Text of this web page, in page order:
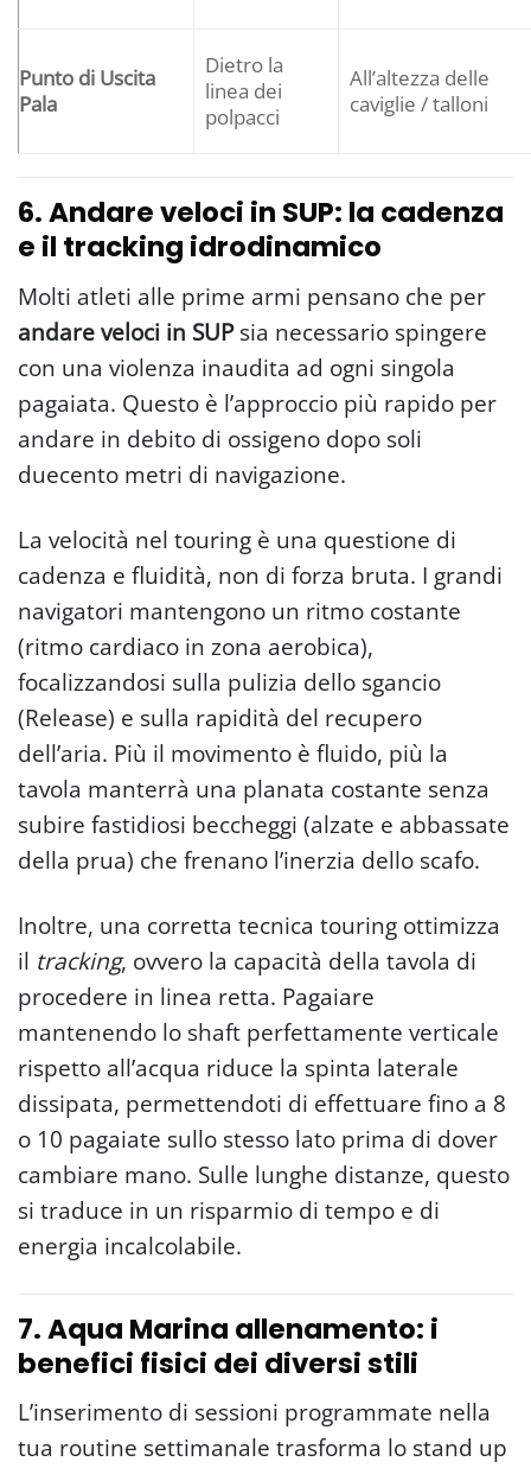
Punto di Uscita
Pala
Dietro la
linea dei
polpacci
All’altezza delle
caviglie / talloni
6. Andare veloci in SUP: la cadenza
e il tracking idrodinamico
Molti atleti alle prime armi pensano che per
andare veloci in SUPsia necessario spingere
con una violenza inaudita ad ogni singola
pagaiata. Questo è l’approccio più rapido per
andare in debito di ossigeno dopo soli
duecento metri di navigazione.
La velocità nel touring è una questione di
cadenza e fluidità, non di forza bruta. I grandi
navigatori mantengono un ritmo costante
(ritmo cardiaco in zona aerobica),
focalizzandosi sulla pulizia dello sgancio
(Release) e sulla rapidità del recupero
dell’aria. Più il movimento è fluido, più la
tavola manterrà una planata costante senza
subire fastidiosi beccheggi (alzate e abbassate
della prua) che frenano l’inerzia dello scafo.
Inoltre, una corretta tecnica touring ottimizza
il tracking, ovvero la capacità della tavola di
procedere in linea retta. Pagaiare
mantenendo lo shaft perfettamente verticale
rispetto all’acqua riduce la spinta laterale
dissipata, permettendoti di effettuare fino a 8
o 10 pagaiate sullo stesso lato prima di dover
cambiare mano. Sulle lunghe distanze, questo
si traduce in un risparmio di tempo e di
energia incalcolabile.
7. Aqua Marina allenamento: i
benefici fisici dei diversi stili
L’inserimento di sessioni programmate nella
tua routine settimanale trasforma lo stand up